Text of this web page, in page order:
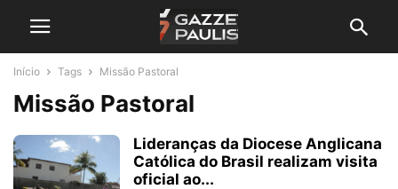
Início Tags Missão Pastoral
Missão Pastoral
Lideranças da Diocese Anglicana
Católica do Brasil realizam visita
oficial ao...